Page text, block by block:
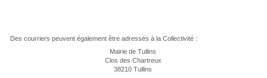
Des courriers peuvent également être adressés à la Collectivité :
Mairie de Tullins
Clos des Chartreux
38210 Tullins